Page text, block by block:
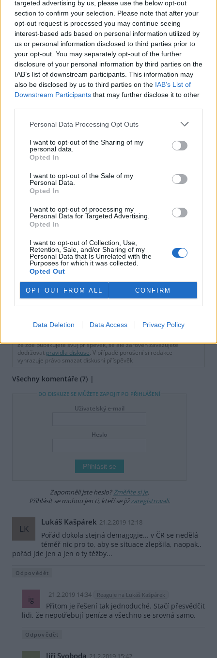
targeted advertising by us, please use the below opt-out
section to confirm your selection. Please note that after your
opt-out request is processed you may continue seeing
interest-based ads based on personal information utilized by
us or personal information disclosed to third parties prior to
your opt-out. You may separately opt-out of the further
disclosure of your personal information by third parties on the
IAB’s list of downstream participants. This information may
also be disclosed by us to third parties on the IAB’s List of
Downstream Participants that may further disclose it to other
Personal Data Processing Opt Outs
I want to opt-out of the Sharing of my
personal data.
Opted In
I want to opt-out of the Sale of my
Personal Data.
Opted In
I want to opt-out of processing my
Personal Data for Targeted Advertising.
Opted In
I want to opt-out of Collection, Use,
Retention, Sale, and/or Sharing of my
Personal Data that Is Unrelated with the
Purposes for which it was collected.
Opted Out
OPT OUT FROM ALL CONFIRM
Data Deletion Data Access Privacy Policy
Další informace |
Líbil se vám článek?Přispějte si na napsání dalšího.
tisknout poslat
BEZK využívá agenturní zpravodajství ČTK, která si vyhrazuje
veškerá práva. Publikování nebo další šíření obsahu ze zdrojů ČTK
strany ČTK.
systém pro mapování stavu
lesa
hub a lesních plodů,
meziročně o 750 tun víc
Městské lesy Hradec Králové
se stanou modelovým
územím pro ochranu přírody,
reklama
že zde publikujete svůj příspěvek, se ale zároveň zavazujete
dodržovat pravidla diskuse. V případě porušení si redakce
vyhrazuje právo smazat diskusní příspěvěk
Všechny komentáře (7)
DO DISKUZE SE MŮŽETE ZAPOJIT PO PŘIHLÁŠENÍ
Uživatelský e-mail
Heslo
Zapomněli jste heslo?Změňte si je.
Přihlásit se mohou jen ti, kteří se jižzaregistrovali.
LK
Lukáš Kašpárek 21.2.2019 12:18
Pořád dokola stejná demagogie... v ČR se nedělá
téměř nic pro to, aby se situace zlepšila, naopak..
pořád jde jen a jen o ty těžby...
Odpovědět
ig 21.2.2019 14:34 Reaguje na Lukáš Kašpárek
Přitom je řešení tak jednoduché. Stačí přesvědčit
lidi, že nepotřebují peníze a všechno se srovná samo.
Odpovědět
Jiří Svoboda 21.2.2019 15:42